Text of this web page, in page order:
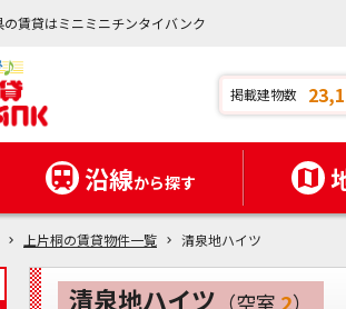
賃貸はミニミニチンタイバンク
掲載建物数
沿線から探す
上片桐の賃貸物件一覧 清泉地ハイツ
清泉地ハイツ （空室 2）